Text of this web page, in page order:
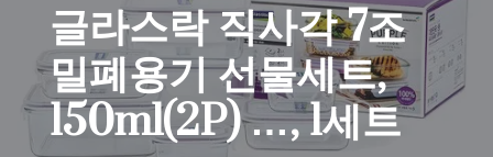
글라스락 직사각 7조
밀폐용기 선물세트,
150ml(2P) …, 1세트